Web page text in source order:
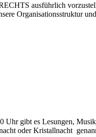
ausführlich
Organisationsstruktur
gibt es Lesungen,
oder Kristallnacht